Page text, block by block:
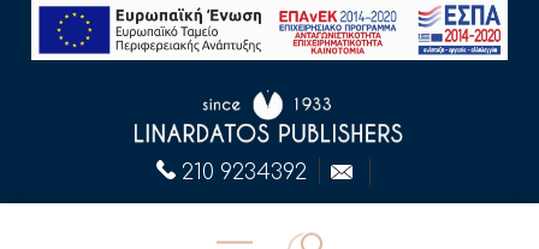
210 9234392